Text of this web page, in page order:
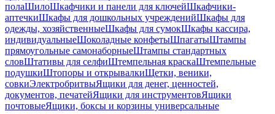
полаШилоШкафчики и панели для ключейШкафчики-
аптечкиШкафы для дошкольных учрежденийШкафы для
одежды, хозяйственныеШкафы для сумокШкафы кассира,
индивидуальныеШоколадные конфетыШпагатыШтампы
прямоугольные самонаборныеШтампы стандартных
словШтативы для селфиШтемпельная краскаШтемпельные
подушкиШтопоры и открывалкиЩетки, веники,
совкиЭлектробритвыЯщики для денег, ценностей,
документов, печатейЯщики для инструментовЯщики
почтовыеЯщики, боксы и корзины универсальные